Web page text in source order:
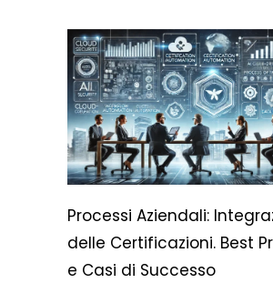
Processi Aziendali:
delle Certificazioni. Best
e Casi di Successo